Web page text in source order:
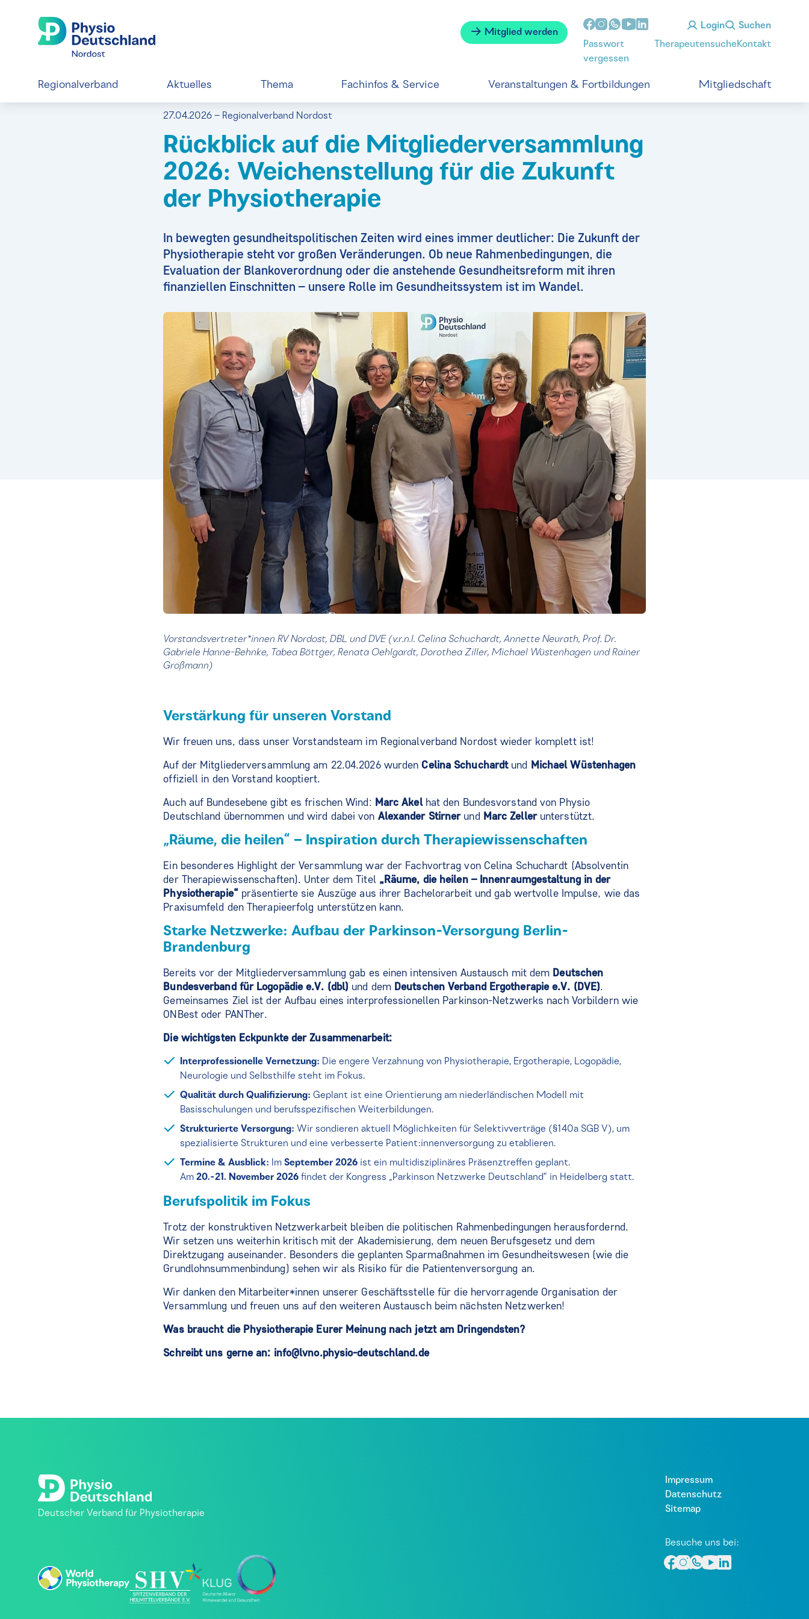
Mitglied werden
Login Suchen
Passwort
vergessen
Therapeutensuche Kontakt
Regionalverband Aktuelles Thema Fachinfos & Service Veranstaltungen & Fortbildungen Mitgliedschaft
27.04.2026 – Regionalverband Nordost
Rückblick auf die Mitgliederversammlung
2026: Weichenstellung für die Zukunft
der Physiotherapie
In bewegten gesundheitspolitischen Zeiten wird eines immer deutlicher: Die Zukunft der
Physiotherapie steht vor großen Veränderungen. Ob neue Rahmenbedingungen, die
Evaluation der Blankoverordnung oder die anstehende Gesundheitsreform mit ihren
finanziellen Einschnitten – unsere Rolle im Gesundheitssystem ist im Wandel.
Vorstandsvertreter*innen RV Nordost, DBL und DVE (v.r.n.l. Celina Schuchardt, Annette Neurath, Prof. Dr.
Gabriele Hanne-Behnke, Tabea Böttger, Renata Oehlgardt, Dorothea Ziller, Michael Wüstenhagen und Rainer
Großmann)
Verstärkung für unseren Vorstand
Wir freuen uns, dass unser Vorstandsteam im Regionalverband Nordost wieder komplett ist!
Auf der Mitgliederversammlung am 22.04.2026 wurdenCelina Schuchardtund Michael Wüstenhagen
offiziell in den Vorstand kooptiert.
Auch auf Bundesebene gibt es frischen Wind: Marc Akelhat den Bundesvorstand von Physio
Deutschland übernommen und wird dabei von Alexander Stirnerund Marc Zellerunterstützt.
„Räume, die heilen“ – Inspiration durch Therapiewissenschaften
Ein besonderes Highlight der Versammlung war der Fachvortrag von Celina Schuchardt (Absolventin
der Therapiewissenschaften). Unter dem Titel „Räume, die heilen – Innenraumgestaltung in der
Physiotherapie“präsentierte sie Auszüge aus ihrer Bachelorarbeit und gab wertvolle Impulse, wie das
Praxisumfeld den Therapieerfolg unterstützen kann.
Starke Netzwerke: Aufbau der Parkinson-Versorgung Berlin-
Brandenburg
Bereits vor der Mitgliederversammlung gab es einen intensiven Austausch mit dem Deutschen
Bundesverband für Logopädie e.V. (dbl) und dem Deutschen Verband Ergotherapie e.V. (DVE).
Gemeinsames Ziel ist der Aufbau eines interprofessionellen Parkinson-Netzwerks nach Vorbildern wie
ONBest oder PANTher.
Die wichtigsten Eckpunkte der Zusammenarbeit:
Interprofessionelle Vernetzung: Die engere Verzahnung von Physiotherapie, Ergotherapie, Logopädie,
Neurologie und Selbsthilfe steht im Fokus.
Qualität durch Qualifizierung: Geplant ist eine Orientierung am niederländischen Modell mit
Basisschulungen und berufsspezifischen Weiterbildungen.
Strukturierte Versorgung: Wir sondieren aktuell Möglichkeiten für Selektivverträge (§140a SGB V), um
spezialisierte Strukturen und eine verbesserte Patient:innenversorgung zu etablieren.
Termine & Ausblick: ImSeptember 2026 ist ein multidisziplinäres Präsenztreffen geplant.
Am20.-21. November 2026 findet der Kongress „Parkinson Netzwerke Deutschland“ in Heidelberg statt.
Berufspolitik im Fokus
Trotz der konstruktiven Netzwerkarbeit bleiben die politischen Rahmenbedingungen herausfordernd.
Wir setzen uns weiterhin kritisch mit der Akademisierung, dem neuen Berufsgesetz und dem
Direktzugang auseinander. Besonders die geplanten Sparmaßnahmen im Gesundheitswesen (wie die
Grundlohnsummenbindung) sehen wir als Risiko für die Patientenversorgung an.
Wir danken den Mitarbeiter*innen unserer Geschäftsstelle für die hervorragende Organisation der
Versammlung und freuen uns auf den weiteren Austausch beim nächsten Netzwerken!
Was braucht die Physiotherapie Eurer Meinung nach jetzt am Dringendsten?
Schreibt uns gerne an: info@lvno.physio-deutschland.de
Deutscher Verband für Physiotherapie
Impressum
Datenschutz
Sitemap
Besuche uns bei: